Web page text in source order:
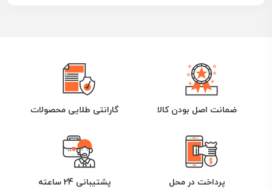
ضمانت اصل بودن کالا گارانتی طلایی محصولات
پرداخت در محل پشتیبانی 24 ساعته